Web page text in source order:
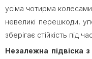
усіма чотирма
невеликі перешкоди,
зберігає стійкість під
Незалежна підвіска